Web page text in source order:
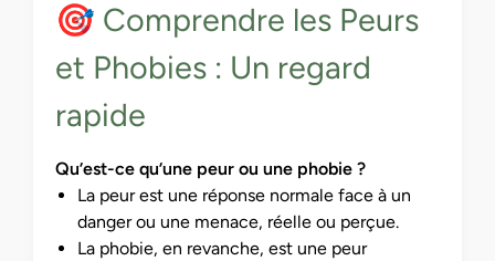
🎯 Comprendre les Peurs
et Phobies : Un regard
rapide
Qu’est-ce qu’une peur ou une phobie ?
La peur est une réponse normale face à un
danger ou une menace, réelle ou perçue.
La phobie, en revanche, est une peur